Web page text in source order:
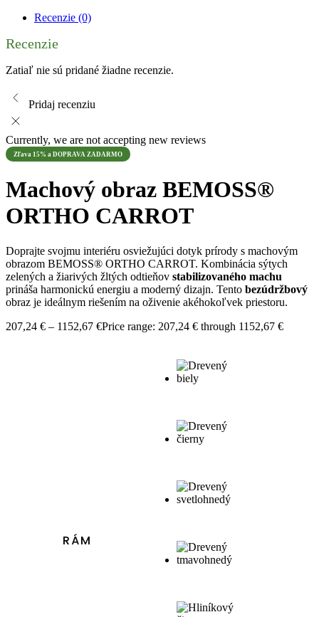
Recenzie (0)
Recenzie
Zatiaľ nie sú pridané žiadne recenzie.
Pridaj recenziu
Currently, we are not accepting new reviews
Zľava 15% a DOPRAVA ZADARMO
Machový obraz BEMOSS®
ORTHO CARROT
Doprajte svojmu interiéru osviežujúci dotyk prírody s machovým
obrazom BEMOSS® ORTHO CARROT. Kombinácia sýtych
zelených a žiarivých žltých odtieňov stabilizovaného machu
prináša harmonickú energiu a moderný dizajn. Tento bezúdržbový
obraz je ideálnym riešením na oživenie akéhokoľvek priestoru.
207,24 € – 1152,67 €Price range: 207,24 € through 1152,67 €
RÁM